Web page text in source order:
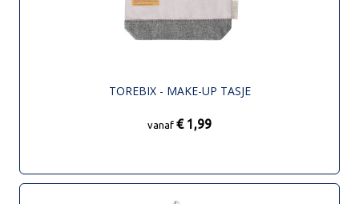
TOREBIX - MAKE-UP TASJE
vanaf € 1,99